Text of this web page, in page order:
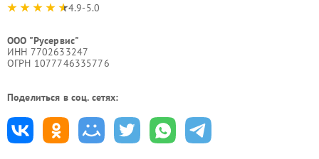
4.9-5.0
ООО "Русервис"
ИНН 7702633247
ОГРН 1077746335776
Поделиться в соц. сетях: